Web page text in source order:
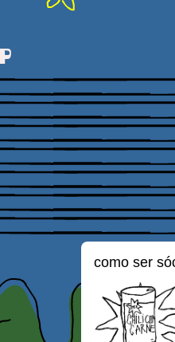
como ser